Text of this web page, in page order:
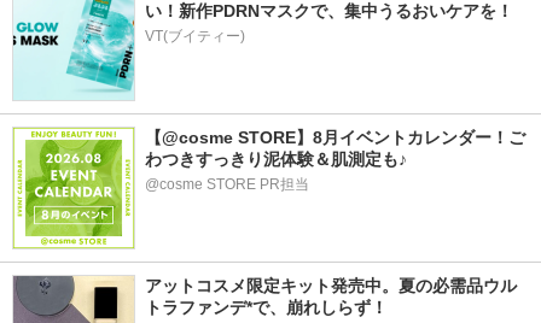
い！新作PDRNマスクで、集中うるおいケアを！
VT(ブイティー)
【@cosme STORE】8月イベントカレンダー！ご
わつきすっきり泥体験＆肌測定も♪
@cosme STORE PR担当
アットコスメ限定キット発売中。夏の必需品ウル
トラファンデ*で、崩れしらず！